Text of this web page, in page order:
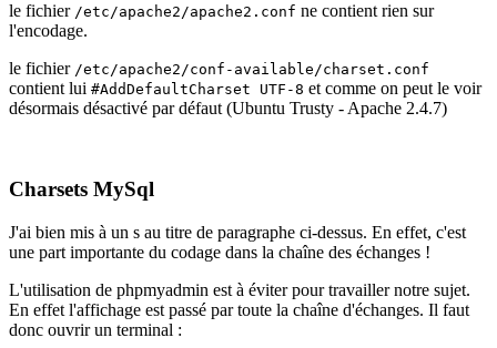
le fichier /etc/apache2/apache2.conf ne contient rien sur
l'encodage.
le fichier /etc/apache2/conf-available/charset.conf
contient lui #AddDefaultCharset UTF-8 et comme on peut le voir
désormais désactivé par défaut (Ubuntu Trusty - Apache 2.4.7)
Charsets MySql
J'ai bien mis à un s au titre de paragraphe ci-dessus. En effet, c'est
une part importante du codage dans la chaîne des échanges !
L'utilisation de phpmyadmin est à éviter pour travailler notre sujet.
En effet l'affichage est passé par toute la chaîne d'échanges. Il faut
donc ouvrir un terminal :